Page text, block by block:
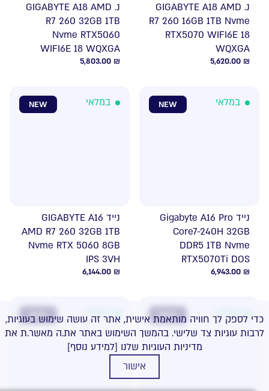
נ. GIGABYTE A18 AMD
R7 260 16GB 1TB Nvme
RTX5070 WIFI6E 18
WQXGA
5,620.00 ₪
נ. GIGABYTE A18 AMD
R7 260 32GB 1TB
Nvme RTX5060
WIFI6E 18 WQXGA
5,803.00 ₪
NEW במלאי
נייד Gigabyte A16 Pro
Core7-240H 32GB
DDR5 1TB Nvme
RTX5070Ti DOS
6,943.00 ₪
NEW במלאי
נייד GIGABYTE A16
AMD R7 260 32GB 1TB
Nvme RTX 5060 8GB
IPS 3VH
6,144.00 ₪
NEW במלאי NEW
כדי לספק לך חוויה מותאמת אישית, אתר זה עושה שימוש בעוגיות,
לרבות עוגיות צד שלישי. בהמשך השימוש באתר את.ה מאשר.ת את
מדיניות העוגיות שלנו [למידע נוסף]
אישור